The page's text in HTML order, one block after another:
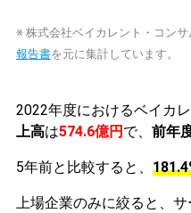
※ 株式会社ベイカレント・コン
報告書を元に集計しています。
2022年度におけるベイカ
上高は574.6億円 で、 前年
5年前と比較すると、
上場企業のみに絞ると、